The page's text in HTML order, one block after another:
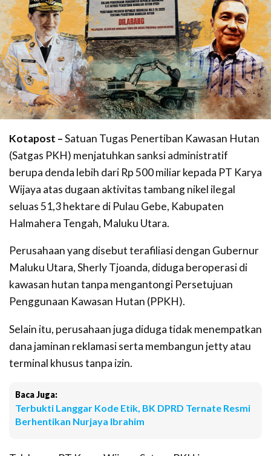
Kotapost –Satuan Tugas Penertiban Kawasan Hutan
(Satgas PKH) menjatuhkan sanksi administratif
berupa denda lebih dari Rp 500 miliar kepada PT Karya
Wijaya atas dugaan aktivitas tambang nikel ilegal
seluas 51,3 hektare di Pulau Gebe, Kabupaten
Halmahera Tengah, Maluku Utara.
Perusahaan yang disebut terafiliasi dengan Gubernur
Maluku Utara, Sherly Tjoanda, diduga beroperasi di
kawasan hutan tanpa mengantongi Persetujuan
Penggunaan Kawasan Hutan (PPKH).
Selain itu, perusahaan juga diduga tidak menempatkan
dana jaminan reklamasi serta membangun jetty atau
terminal khusus tanpa izin.
Baca Juga:
Terbukti Langgar Kode Etik, BK DPRD Ternate Resmi
Berhentikan Nurjaya Ibrahim